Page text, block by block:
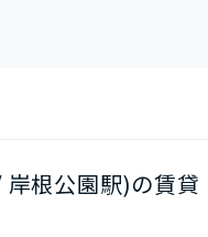
根公園駅)の賃貸